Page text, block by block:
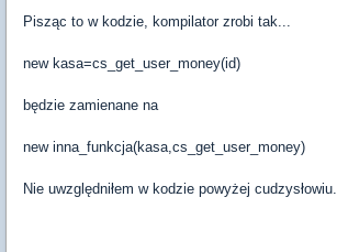
Pisząc to w kodzie, kompilator zrobi tak...
new kasa=cs_get_user_money(id)
będzie zamienane na
new inna_funkcja(kasa,cs_get_user_money)
Nie uwzględniłem w kodzie powyżej cudzysłowiu.